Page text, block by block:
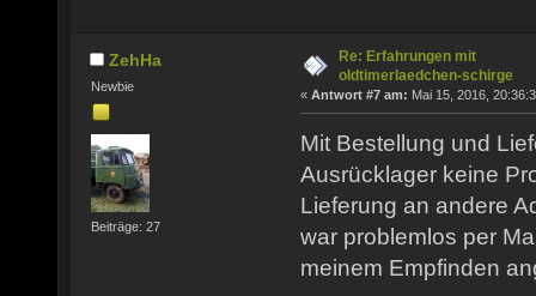
ZehHa
Newbie
Beiträge: 27
Re: Erfahrungen mit
oldtimerlaedchen-schirge
« Antwort #7 am: Mai 15, 2016,
Mit Bestellung und
Ausrücklager keine
Lieferung an andere
war problemlos per
meinem Empfinden